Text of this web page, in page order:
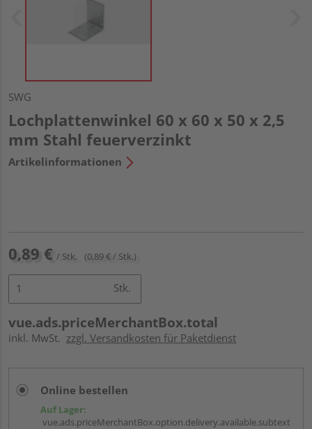
SWG
Lochplattenwinkel 60 x 60 x 50 x 2,5
mm Stahl feuerverzinkt
Artikelinformationen
0,89 € / Stk. (0,89 € / Stk.)
Stk.
vue.ads.priceMerchantBox.total
inkl. MwSt. zzgl. Versandkosten für Paketdienst
Online bestellen
Auf Lager:
vue.ads.priceMerchantBox.option.delivery.available.subtext